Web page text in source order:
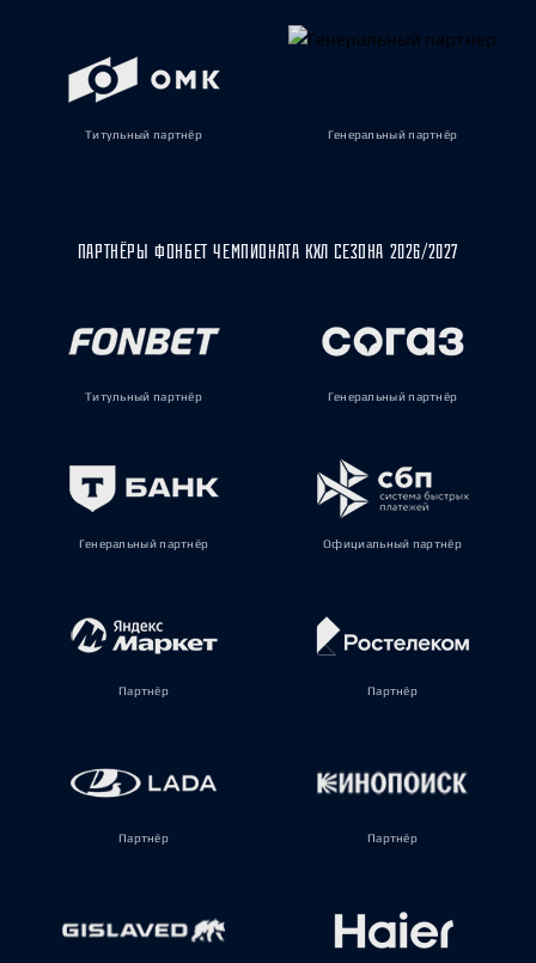
Титульный партнёр Генеральный партнёр
ПАРТНЁРЫ ФОНБЕТ ЧЕМПИОНАТА КХЛ СЕЗОНА 2026/2027
Титульный партнёр Генеральный партнёр
Генеральный партнёр Официальный партнёр
Партнёр Партнёр
Партнёр Партнёр